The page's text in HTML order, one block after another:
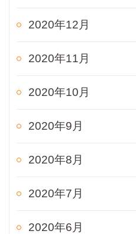
2020年12月
2020年11月
2020年10月
2020年9月
2020年8月
2020年7月
2020年6月